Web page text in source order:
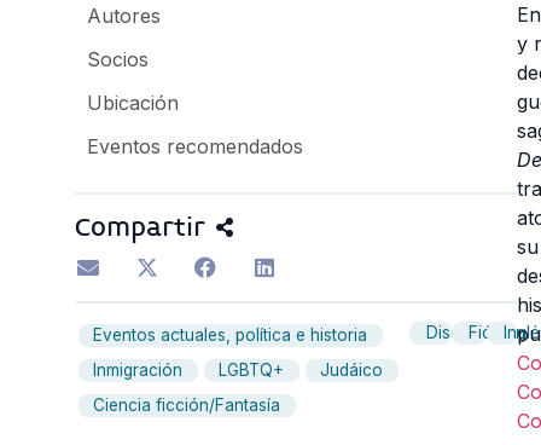
Autores
Socios
Ubicación
Eventos recomendados
Compartir
Eventos actuales, política e historia
Inmigración
LGBTQ+
Judáico
Ciencia ficción/Fantasía
DiscusiónFicción
y